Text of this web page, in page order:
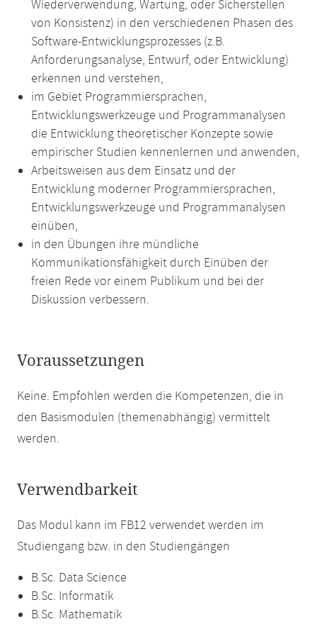
Wiederverwendung, Wartung, oder Sicherstellen
von Konsistenz) in den verschiedenen Phasen des
Software-Entwicklungsprozesses (z.B.
Anforderungsanalyse, Entwurf, oder Entwicklung)
erkennen und verstehen,
im Gebiet Programmiersprachen,
Entwicklungswerkzeuge und Programmanalysen
die Entwicklung theoretischer Konzepte sowie
empirischer Studien kennenlernen und anwenden,
Arbeitsweisen aus dem Einsatz und der
Entwicklung moderner Programmiersprachen,
Entwicklungswerkzeuge und Programmanalysen
einüben,
in den Übungen ihre mündliche
Kommunikationsfähigkeit durch Einüben der
freien Rede vor einem Publikum und bei der
Diskussion verbessern.
Voraussetzungen
Keine. Empfohlen werden die Kompetenzen, die in
den Basismodulen (themenabhängig) vermittelt
werden.
Verwendbarkeit
Das Modul kann im FB12 verwendet werden im
Studiengang bzw. in den Studiengängen
B.Sc. Data Science
B.Sc. Informatik
B.Sc. Mathematik